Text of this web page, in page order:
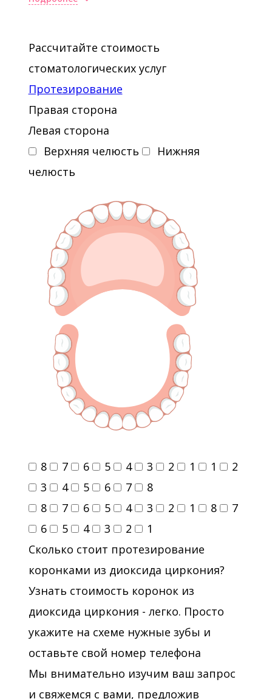
Рассчитайте стоимость
стоматологических услуг
Протезирование
Правая сторона
Левая сторона
Верхняя челюсть
Нижняя
челюсть
8 7 6 5 4 3 2 1 1
2
3
4 5 6 7
8
8
7 6 5 4 3 2 1 8
7
6
5 4 3 2
1
Сколько стоит протезирование
коронками из диоксида циркония?
Узнать стоимость коронок из
диоксида циркония - легко. Просто
укажите на схеме нужные зубы и
оставьте свой номер телефона
Мы внимательно изучим ваш запрос
и свяжемся с вами, предложив